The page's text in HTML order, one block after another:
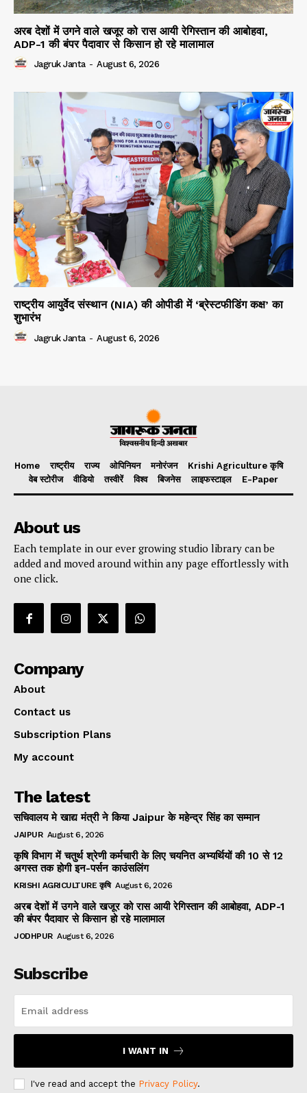
अरब देशों में उगने वाले खजूर को रास आयी रेगिस्तान की आबोहवा,
ADP-1 की बंपर पैदावार से किसान हो रहे मालामाल
Jagruk Janta - August 6, 2026
राष्ट्रीय आयुर्वेद संस्थान (NIA) की ओपीडी में ‘ब्रेस्टफीडिंग कक्ष’ का
शुभारंभ
Jagruk Janta - August 6, 2026
Home राष्ट्रीय राज्य ओपिनियन मनोरंजन
Krishi Agriculture कृषि
वेब स्टोरीज
वीडियो तस्वीरें विश्व बिजनेस लाइफस्टाइल E-Paper
About us
Each template in our ever growing studio library can be
added and moved around within any page effortlessly with
one click.
Company
About
Contact us
Subscription Plans
My account
The latest
सचिवालय मे खाद्य मंत्री ने किया Jaipur के महेन्द्र सिंह का सम्मान
JAIPUR August 6, 2026
कृषि विभाग में चतुर्थ श्रेणी कर्मचारी के लिए चयनित अभ्यर्थियों की 10 से 12
अगस्त तक होगी इन-पर्सन काउंसलिंग
KRISHI AGRICULTURE कृषि August 6, 2026
अरब देशों में उगने वाले खजूर को रास आयी रेगिस्तान की आबोहवा, ADP-1
की बंपर पैदावार से किसान हो रहे मालामाल
JODHPUR August 6, 2026
Subscribe
I WANT IN
I've read and accept the Privacy Policy.